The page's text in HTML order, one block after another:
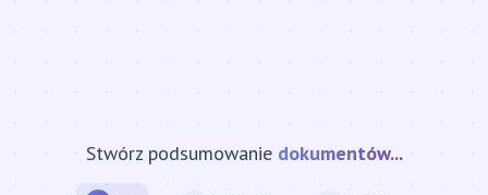
Stwórz podsumowanie strony internetowej...